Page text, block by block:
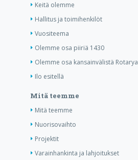
Keitä olemme
Hallitus ja toimihenkilöt
Vuositeema
Olemme osa piiriä 1430
Olemme osa kansainvälistä Rotarya
Ilo esitellä
Mitä teemme
Mitä teemme
Nuorisovaihto
Projektit
Varainhankinta ja lahjoitukset